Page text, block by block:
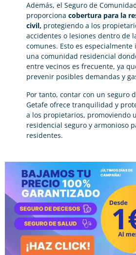
Además, el Seguro de
proporciona cobertura para la
civil, protegiendo a los
accidentes o lesiones dentro de
comunes. Esto es
una comunidad residencial
entre vecinos es frecuente, ya
prevenir posibles demandas y
Por tanto, contar con un seguro
Getafe ofrece tranquilidad y
a los propietarios, promoviendo
residencial seguro y armonioso
residentes.